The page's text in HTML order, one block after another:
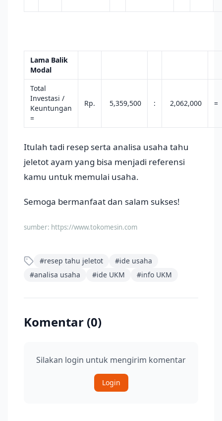
Lama Balik
Modal
Total
Investasi /
Keuntungan
=
Rp. 5,359,500 : 2,062,000 =
Itulah tadi resep serta analisa usaha tahu
jeletot ayam yang bisa menjadi referensi
kamu untuk memulai usaha.
Semoga bermanfaat dan salam sukses!
sumber: https://www.tokomesin.com
#resep tahu jeletot #ide usaha
#analisa usaha #ide UKM #info UKM
Komentar (0)
Silakan login untuk mengirim komentar
Login